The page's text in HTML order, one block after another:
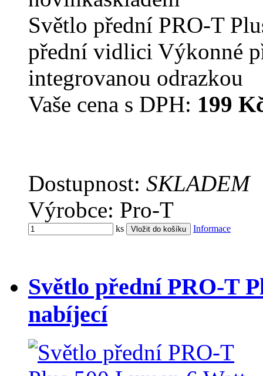
Světlo přední PRO-T
přední vidlici Výkonné
integrovanou odrazkou
Vaše cena s DPH: 199
Dostupnost: SKLADEM
Výrobce: Pro-T
ks Informace
Světlo přední PRO-T
nabíjecí